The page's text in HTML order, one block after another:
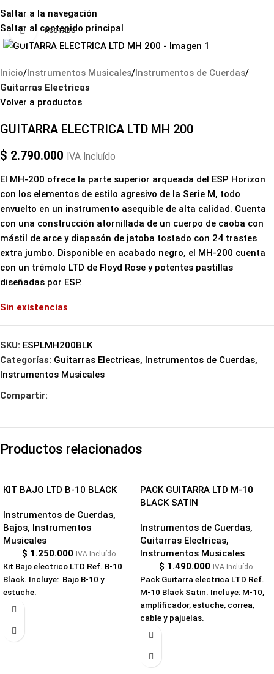
Saltar a la navegación
Saltar al contenido principal
AGOTADO
Haga clic para ampliar
Inicio Instrumentos Musicales Instrumentos de Cuerdas
Guitarras Electricas
Volver a productos
GUITARRA ELECTRICA LTD MH 200
$ 2.790.000 IVA Incluído
El MH-200 ofrece la parte superior arqueada del ESP Horizon
con los elementos de estilo agresivo de la Serie M, todo
envuelto en un instrumento asequible de alta calidad. Cuenta
con una construcción atornillada de un cuerpo de caoba con
mástil de arce y diapasón de jatoba tostado con 24 trastes
extra jumbo. Disponible en acabado negro, el MH-200 cuenta
con un trémolo LTD de Floyd Rose y potentes pastillas
diseñadas por ESP.
Sin existencias
SKU: ESPLMH200BLK
Categorías: Guitarras Electricas, Instrumentos de Cuerdas,
Instrumentos Musicales
Compartir:
Productos relacionados
KIT BAJO LTD B-10 BLACK
Instrumentos de Cuerdas,
Bajos, Instrumentos
Musicales
$ 1.250.000 IVA Incluído
Kit Bajo electrico LTD Ref. B-10
Black. Incluye: Bajo B-10 y
estuche.
PACK GUITARRA LTD M-10
BLACK SATIN
Instrumentos de Cuerdas,
Guitarras Electricas,
Instrumentos Musicales
$ 1.490.000 IVA Incluído
Pack Guitarra electrica LTD Ref.
M-10 Black Satin. Incluye: M-10,
amplificador, estuche, correa,
cable y pajuelas.